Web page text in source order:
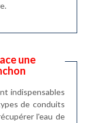
une
indispensables
de conduits
l'eau de